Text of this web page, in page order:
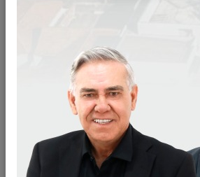
Construção do novo Fórum de Justiça
Loanda.